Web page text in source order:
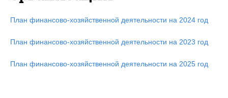
План финансово-хозяйственной деятельности на 2024 год
План финансово-хозяйственной деятельности на 2023 год
План финансово-хозяйственной деятельности на 2025 год